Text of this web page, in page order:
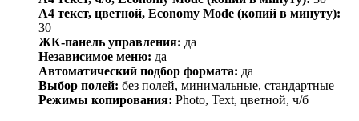
A4 текст, цветной, Economy Mode (копий в минуту):
30
ЖК-панель управления: да
Независимое меню: да
Автоматический подбор формата: да
Выбор полей: без полей, минимальные, стандартные
Режимы копирования: Photo, Text, цветной, ч/б